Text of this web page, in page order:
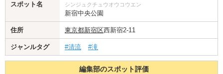
スポット名 シンジュクチュウオウコウエン
新宿中央公園
住所 東京都新宿区西新宿2-11
ジャンルタグ #清流 #滝
編集部のスポット評価